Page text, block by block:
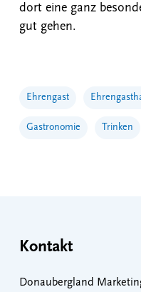
dort eine ganz
gut gehen.
Ehrengast
Gastronomie Trinken
Kontakt
Donaubergland